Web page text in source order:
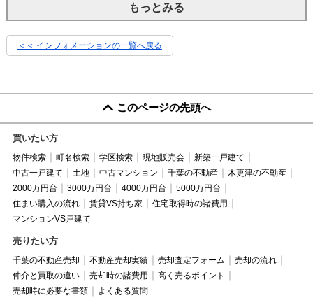
もっとみる
＜＜ インフォメーションの一覧へ戻る
このページの先頭へ
買いたい方
物件検索 町名検索 学区検索 現地販売会
新築一戸建て
中古一戸建て
土地 中古マンション 千葉の不動産
木更津の不動産
2000万円台
3000万円台 4000万円台
5000万円台
住まい購入の流れ
賃貸VS持ち家
住宅取得時の諸費用
マンションVS戸建て
売りたい方
千葉の不動産売却 不動産売却実績 売却査定フォーム
売却の流れ
仲介と買取の違い
売却時の諸費用
高く売るポイント
売却時に必要な書類
よくある質問